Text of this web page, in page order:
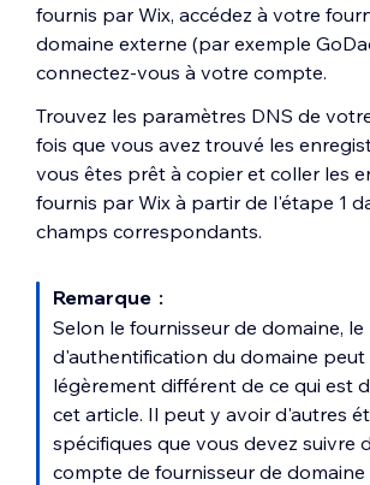
fournis par Wix, accédez à votre
domaine externe (par exemple
connectez-vous à votre compte.
Trouvez les paramètres DNS de
fois que vous avez trouvé les
vous êtes prêt à copier et coller les
fournis par Wix à partir de l'étape 1
champs correspondants.
Remarque :
Selon le fournisseur de domaine,
d'authentification du domaine peut
légèrement différent de ce qui est
cet article. Il peut y avoir d'autres
spécifiques que vous devez suivre
compte de fournisseur de